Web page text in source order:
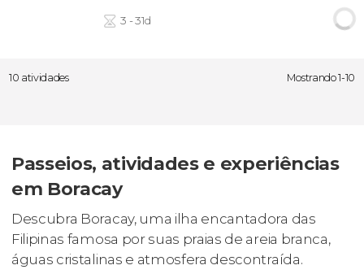
3 - 31d
10 atividades Mostrando 1-10
Passeios, atividades e experiências
em Boracay
Descubra Boracay, uma ilha encantadora das
Filipinas famosa por suas praias de areia branca,
águas cristalinas e atmosfera descontraída.